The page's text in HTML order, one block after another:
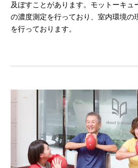
及ぼすことがあります。モットーキュ
の濃度測定を行っており、室内環境の
を行っております。